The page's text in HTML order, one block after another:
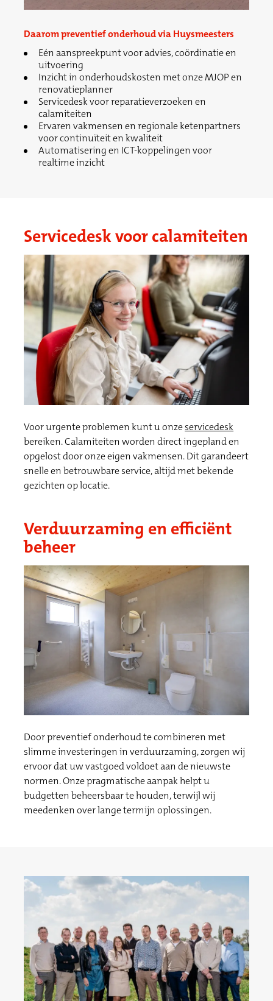
Daarom preventief onderhoud via Huysmeesters
Eén aanspreekpunt voor advies, coördinatie en
uitvoering
Inzicht in onderhoudskosten met onze MJOP en
renovatieplanner
Servicedesk voor reparatieverzoeken en
calamiteiten
Ervaren vakmensen en regionale ketenpartners
voor continuïteit en kwaliteit
Automatisering en ICT-koppelingen voor
realtime inzicht
Servicedesk voor calamiteiten
Voor urgente problemen kunt u onzeservicedesk
bereiken. Calamiteiten worden direct ingepland en
opgelost door onze eigen vakmensen. Dit garandeert
snelle en betrouwbare service, altijd met bekende
gezichten op locatie.
Verduurzaming en efficiënt
beheer
Door preventief onderhoud te combineren met
slimme investeringen in verduurzaming, zorgen wij
ervoor dat uw vastgoed voldoet aan de nieuwste
normen. Onze pragmatische aanpak helpt u
budgetten beheersbaar te houden, terwijl wij
meedenken over lange termijn oplossingen.